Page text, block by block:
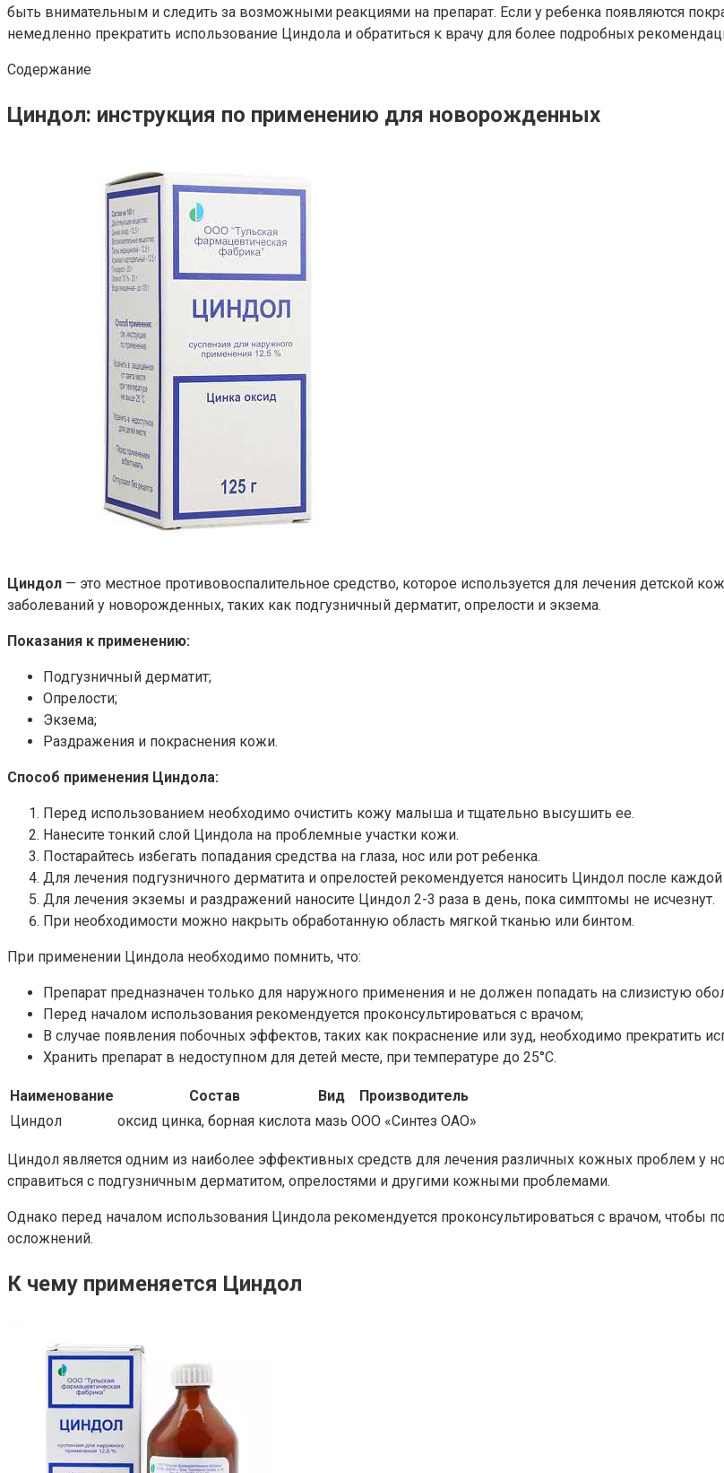
быть внимательным и следить за возможными реакциями на препарат. Если у ребенка появляются
немедленно прекратить использование Циндола и обратиться к врачу для более подробных
Содержание
Циндол: инструкция по применению для новорожденных
Циндол — это местное противовоспалительное средство, которое используется для лечения детской
заболеваний у новорожденных, таких как подгузничный дерматит, опрелости и экзема.
Показания к применению:
Подгузничный дерматит;
Опрелости;
Экзема;
Раздражения и покраснения кожи.
Способ применения Циндола:
Перед использованием необходимо очистить кожу малыша и тщательно высушить ее.
Нанесите тонкий слой Циндола на проблемные участки кожи.
Постарайтесь избегать попадания средства на глаза, нос или рот ребенка.
Для лечения подгузничного дерматита и опрелостей рекомендуется наносить Циндол после
Для лечения экземы и раздражений наносите Циндол 2-3 раза в день, пока симптомы не исчезнут.
При необходимости можно накрыть обработанную область мягкой тканью или бинтом.
При применении Циндола необходимо помнить, что:
Препарат предназначен только для наружного применения и не должен попадать на слизистую
Перед началом использования рекомендуется проконсультироваться с врачом;
В случае появления побочных эффектов, таких как покраснение или зуд, необходимо прекратить
Хранить препарат в недоступном для детей месте, при температуре до 25°C.
Наименование Состав Вид
Производитель
Циндол
оксид цинка, борная кислота мазь ООО «Синтез ОАО»
Циндол является одним из наиболее эффективных средств для лечения различных кожных проблем
справиться с подгузничным дерматитом, опрелостями и другими кожными проблемами.
Однако перед началом использования Циндола рекомендуется проконсультироваться с врачом,
осложнений.
К чему применяется Циндол